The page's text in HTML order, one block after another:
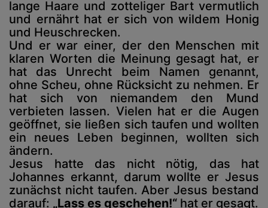
lange Haare und zotteliger Bart vermutlich
und ernährt hat er sich von wildem Honig
und Heuschrecken.
Und er war einer, der den Menschen mit
klaren Worten die Meinung gesagt hat, er
hat das Unrecht beim Namen genannt,
ohne Scheu, ohne Rücksicht zu nehmen. Er
hat sich von niemandem den Mund
verbieten lassen. Vielen hat er die Augen
geöffnet, sie ließen sich taufen und wollten
ein neues Leben beginnen, wollten sich
ändern.
Jesus hatte das nicht nötig, das hat
Johannes erkannt, darum wollte er Jesus
zunächst nicht taufen. Aber Jesus bestand
darauf: „Lass es geschehen!“ hat er gesagt.